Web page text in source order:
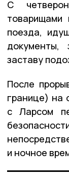
С
товарищами
поезда,
документы,
заставу
После
границе) на
с Ларсом
и ночное